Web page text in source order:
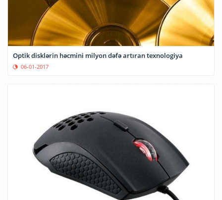
Optik disklərin həcmini milyon dəfə artıran texnologiya
06-01-2017